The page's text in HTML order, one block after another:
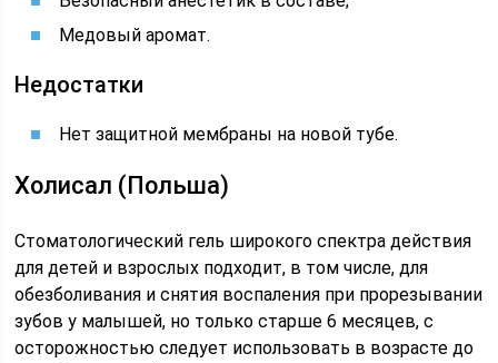
Медовый аромат.
Недостатки
Нет защитной мембраны на новой тубе.
Холисал (Польша)
Стоматологический гель широкого спектра действия
для детей и взрослых подходит, в том числе, для
обезболивания и снятия воспаления при прорезывании
зубов у малышей, но только старше 6 месяцев, с
осторожностью следует использовать в возрасте до